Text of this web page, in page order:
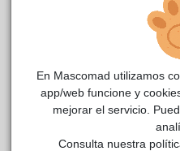
reside actualmente
COMENTARIOS
Carácter
Os presentamos a Theia y
llegado con mucho miedo.
En Mascomad utilizamos
app/web funcione y
mejorar el servicio.
Consulta nuestra